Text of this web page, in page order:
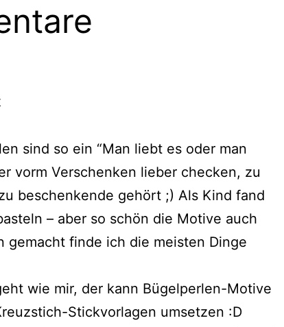
sind so ein “Man liebt es oder man
vorm Verschenken lieber checken, zu
beschenkende gehört ;) Als Kind fand
– aber so schön die Motive auch
gemacht finde ich die meisten Dinge
wie mir, der kann Bügelperlen-Motive
Stickvorlagen umsetzen :D